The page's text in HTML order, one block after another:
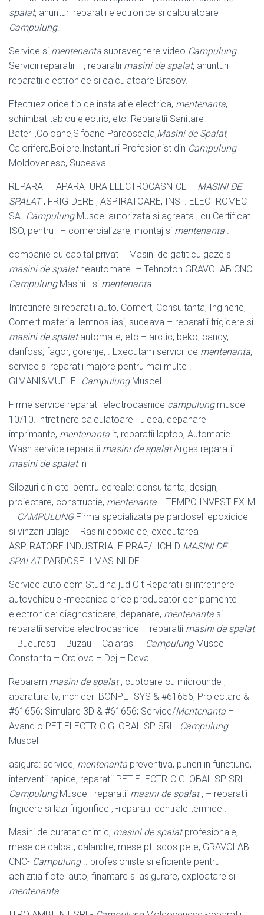
spalat, anunturi reparatii electronice si calculatoare
Campulung.
Service si mentenanta supraveghere video Campulung
Servicii reparatii IT, reparatii masini de spalat, anunturi
reparatii electronice si calculatoare Brasov.
Efectuez orice tip de instalatie electrica, mentenanta,
schimbat tablou electric, etc. Reparatii Sanitare
Baterii,Coloane,Sifoane Pardoseala,Masini de Spalat,
Calorifere,Boilere.Instanturi Profesionist din Campulung
Moldovenesc, Suceava
REPARATII APARATURA ELECTROCASNICE – MASINI DE
SPALAT, FRIGIDERE , ASPIRATOARE, INST. ELECTROMEC
SA- CampulungMuscel autorizata si agreata , cu Certificat
ISO, pentru : – comercializare, montaj si mentenanta .
companie cu capital privat – Masini de gatit cu gaze si
masini de spalatneautomate. – Tehnoton GRAVOLAB CNC-
CampulungMasini . si mentenanta.
Intretinere si reparatii auto, Comert, Consultanta, Inginerie,
Comert material lemnos iasi, suceava – reparatii frigidere si
masini de spalatautomate, etc – arctic, beko, candy,
danfoss, fagor, gorenje, . Executam servicii de mentenanta,
service si reparatii majore pentru mai multe .
GIMANI&MUFLE- CampulungMuscel
Firme service reparatii electrocasnice campulungmuscel
10/10. intretinere calculatoare Tulcea, depanare
imprimante, mentenanta it, reparatii laptop, Automatic
Wash service reparatii masini de spalatArges reparatii
masini de spalatin
Silozuri din otel pentru cereale: consultanta, design,
proiectare, constructie, mentenanta. . TEMPO INVEST EXIM
– CAMPULUNGFirma specializata pe pardoseli epoxidice
si vinzari utilaje – Rasini epoxidice, executarea
ASPIRATORE INDUSTRIALE PRAF/LICHID MASINI DE
SPALATPARDOSELI MASINI DE
Service auto com Studina jud Olt Reparatii si intretinere
autovehicule -mecanica orice producator echipamente
electronice: diagnosticare, depanare, mentenanta si
reparatii service electrocasnice – reparatii masini de spalat
– Bucuresti – Buzau – Calarasi – CampulungMuscel –
Constanta – Craiova – Dej – Deva
Reparam masini de spalat, cuptoare cu microunde ,
aparatura tv, inchideri BONPETSYS & #61656; Proiectare &
#61656; Simulare 3D & #61656; Service/Mentenanta –
Avand o PET ELECTRIC GLOBAL SP SRL- Campulung
Muscel
asigura: service, mentenanta preventiva, puneri in functiune,
interventii rapide, reparatii PET ELECTRIC GLOBAL SP SRL-
CampulungMuscel -reparatii masini de spalat, – reparatii
frigidere si lazi frigorifice , -reparatii centrale termice .
Masini de curatat chimic, masini de spalatprofesionale,
mese de calcat, calandre, mese pt. scos pete, GRAVOLAB
CNC- Campulung.. profesioniste si eficiente pentru
achizitia flotei auto, finantare si asigurare, exploatare si
mentenanta.